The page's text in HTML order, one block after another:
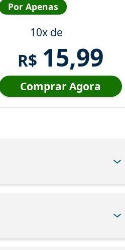
Por Apenas
10x de
R$ 15,99
Comprar Agora